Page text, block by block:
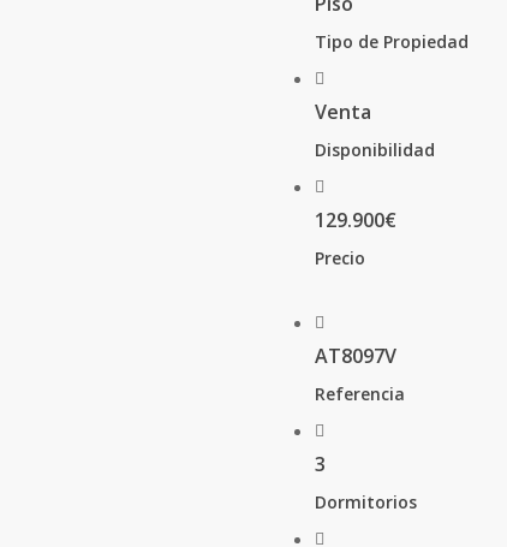
Tipo de Propiedad
Venta
Disponibilidad
129.900€
Precio
AT8097V
Referencia
3
Dormitorios